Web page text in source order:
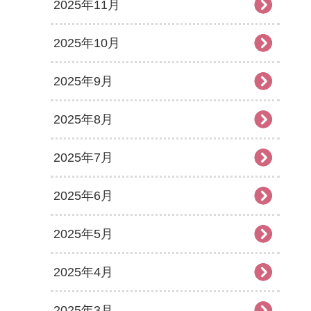
2025年11月
2025年10月
2025年9月
2025年8月
2025年7月
2025年6月
2025年5月
2025年4月